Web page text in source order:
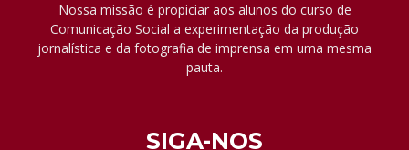
Nossa missão é propiciar aos alunos do curso de
Comunicação Social a experimentação da produção
jornalística e da fotografia de imprensa em uma mesma
pauta.
SIGA-NOS